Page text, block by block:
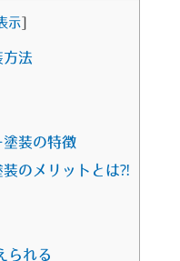
示]
方法
塗装の特徴
のメリットとは⁈
られる